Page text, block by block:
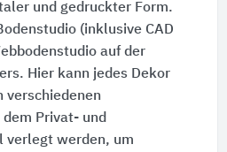
und gedruckter Form.
(inklusive CAD
auf der
Hier kann jedes Dekor
verschiedenen
Privat- und
verlegt werden, um